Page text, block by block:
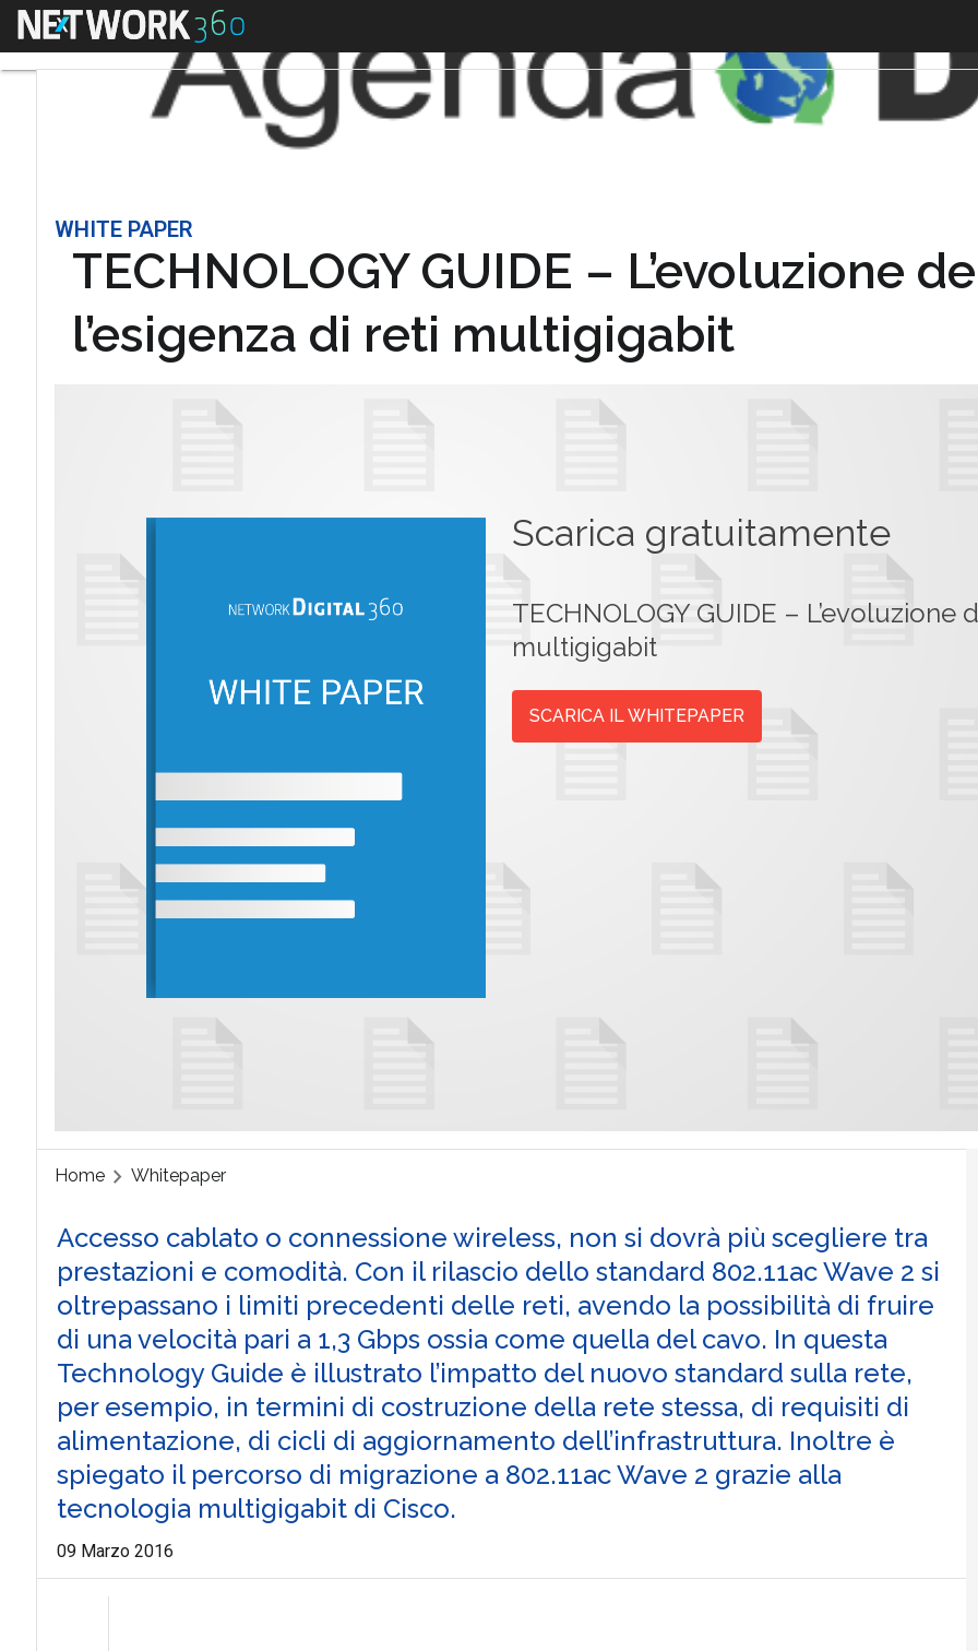
Menu
WHITE PAPER
TECHNOLOGY GUIDE – L’evoluzione
l’esigenza di reti multigigabit
Scarica gratuitamente
TECHNOLOGY GUIDE –
multigigabit
SCARICA IL WHITEPAPER
Home Whitepaper
Accesso cablato o connessione wireless, non si dovrà più scegliere tra
prestazioni e comodità. Con il rilascio dello standard 802.11ac Wave 2 si
oltrepassano i limiti precedenti delle reti, avendo la possibilità di fruire
di una velocità pari a 1,3 Gbps ossia come quella del cavo. In questa
Technology Guide è illustrato l’impatto del nuovo standard sulla rete,
per esempio, in termini di costruzione della rete stessa, di requisiti di
alimentazione, di cicli di aggiornamento dell’infrastruttura. Inoltre è
spiegato il percorso di migrazione a 802.11ac Wave 2 grazie alla
tecnologia multigigabit di Cisco.
09 Marzo 2016